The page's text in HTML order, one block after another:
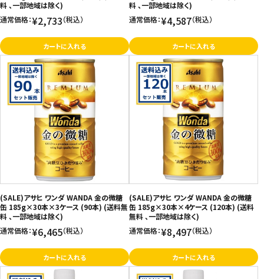
料 、一部地域は除く)
通常価格：¥2,733（税込）
カートに入れる
料 、一部地域は除く)
通常価格：¥4,587（税込）
カートに入れる
(SALE)アサヒ ワンダ WANDA 金の微糖
缶 185g×30本×3ケース (90本) (送料無
料 、一部地域は除く)
通常価格：¥6,465（税込）
カートに入れる
(SALE)アサヒ ワンダ WANDA 金の微糖
缶 185g×30本×4ケース (120本) (送料
無料 、一部地域は除く)
通常価格：¥8,497（税込）
カートに入れる